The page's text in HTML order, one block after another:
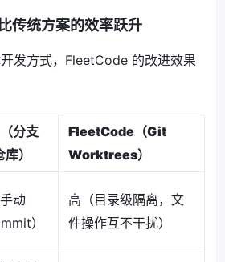
传统方案的效率跃升
发方式，FleetCode 的改进效果
分支
）
FleetCode（Git
Worktrees）
动
）
高（目录级隔离，文
件操作互不干扰）